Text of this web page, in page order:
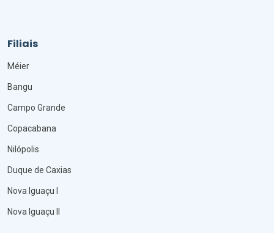
Filiais
Méier
Bangu
Campo Grande
Copacabana
Nilópolis
Duque de Caxias
Nova Iguaçu I
Nova Iguaçu II